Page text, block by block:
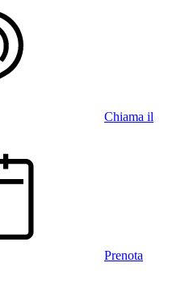
Chiama il
Prenota